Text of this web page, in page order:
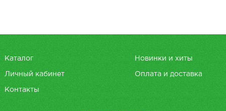
Каталог Новинки и хиты
Личный кабинет Оплата и доставка
Контакты